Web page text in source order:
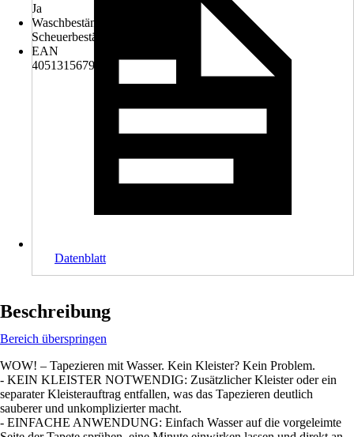
Ja
Waschbeständigkeit
Scheuerbeständig
EAN
4051315679609
Datenblatt
Beschreibung
Bereich überspringen
WOW! – Tapezieren mit Wasser. Kein Kleister? Kein Problem.
- KEIN KLEISTER NOTWENDIG: Zusätzlicher Kleister oder ein
separater Kleisterauftrag entfallen, was das Tapezieren deutlich
sauberer und unkomplizierter macht.
- EINFACHE ANWENDUNG: Einfach Wasser auf die vorgeleimte